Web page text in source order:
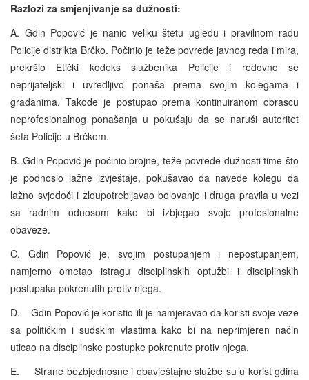
Razlozi za smjenjivanje sa dužnosti:
A. Gdin Popović je nanio veliku štetu ugledu i pravilnom radu
Policije distrikta Brčko. Počinio je teže povrede javnog reda i mira,
prekršio Etički kodeks službenika Policije i redovno se
neprijateljski i uvredljivo ponaša prema svojim kolegama i
građanima. Takođe je postupao prema kontinuiranom obrascu
neprofesionalnog ponašanja u pokušaju da se naruši autoritet
šefa Policije u Brčkom.
B. Gdin Popović je počinio brojne, teže povrede dužnosti time što
je podnosio lažne izvještaje, pokušavao da navede kolegu da
lažno svjedoči i zloupotrebljavao bolovanje i druga pravila u vezi
sa radnim odnosom kako bi izbjegao svoje profesionalne
obaveze.
C. Gdin Popović je, svojim postupanjem i nepostupanjem,
namjerno ometao istragu disciplinskih optužbi i disciplinskih
postupaka pokrenutih protiv njega.
D. Gdin Popović je koristio ili je namjeravao da koristi svoje veze
sa političkim i sudskim vlastima kako bi na neprimjeren način
uticao na disciplinske postupke pokrenute protiv njega.
E. Strane bezbjednosne i obavještajne službe su u korist gdina